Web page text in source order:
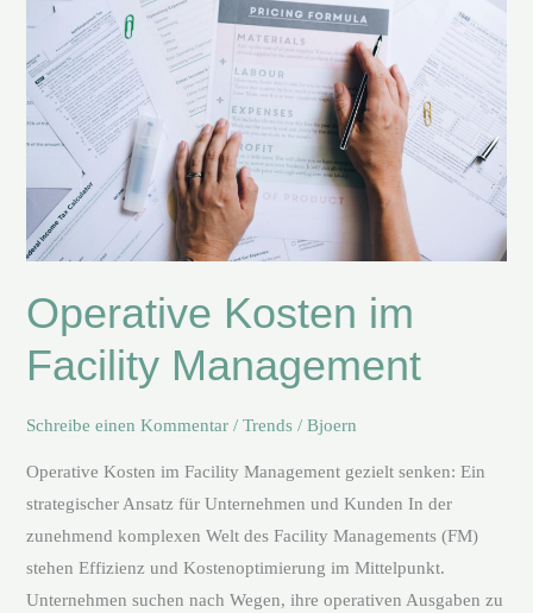
Operative Kosten im
Facility Management
Schreibe einen Kommentar /Trends /Bjoern
Operative Kosten im Facility Management gezielt senken: Ein
strategischer Ansatz für Unternehmen und Kunden In der
zunehmend komplexen Welt des Facility Managements (FM)
stehen Effizienz und Kostenoptimierung im Mittelpunkt.
Unternehmen suchen nach Wegen, ihre operativen Ausgaben zu
Facility
Management